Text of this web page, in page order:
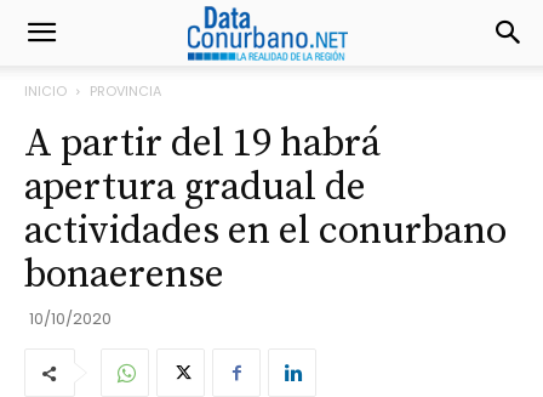
INICIO PROVINCIA
A partir del 19 habrá
apertura gradual de
actividades en el conurbano
bonaerense
10/10/2020